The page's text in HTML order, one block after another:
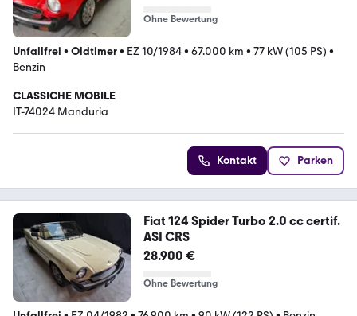
Ohne Bewertung
Unfallfrei • Oldtimer• EZ 10/1984• 67.000 km • 77 kW (105 PS) •
Benzin
CLASSICHE MOBILE
IT-74024 Manduria
Kontakt Parken
Fiat 124 Spider Turbo 2.0 cc certif.
ASI CRS
28.900 €
Ohne Bewertung